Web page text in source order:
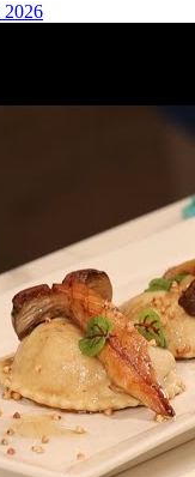
2026